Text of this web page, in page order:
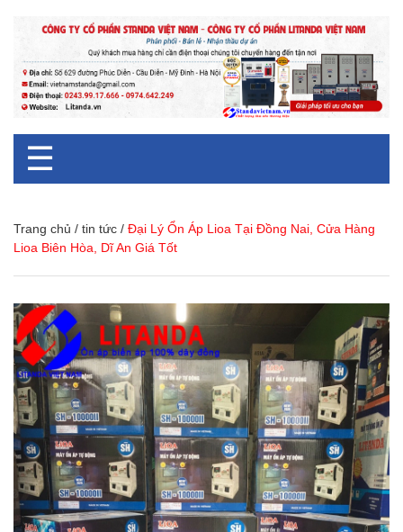
☰
Trang chủ / tin tức / Đại Lý Ổn Áp Lioa Tại Đồng Nai, Cửa Hàng
Lioa Biên Hòa, Dĩ An Giá Tốt